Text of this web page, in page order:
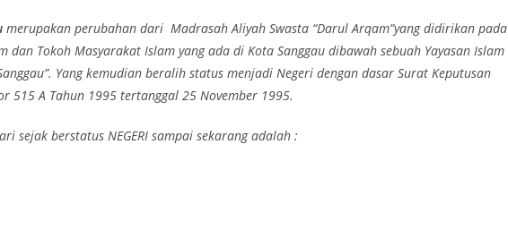
merupakan perubahan dari Madrasah Aliyah Swasta “Darul Arqam”yang didirikan pada
dan Tokoh Masyarakat Islam yang ada di Kota Sanggau dibawah sebuah Yayasan Islam
Yang kemudian beralih status menjadi Negeri dengan dasar Surat Keputusan
515 A Tahun 1995 tertanggal 25 November 1995.
sejak berstatus NEGERI sampai sekarang adalah :